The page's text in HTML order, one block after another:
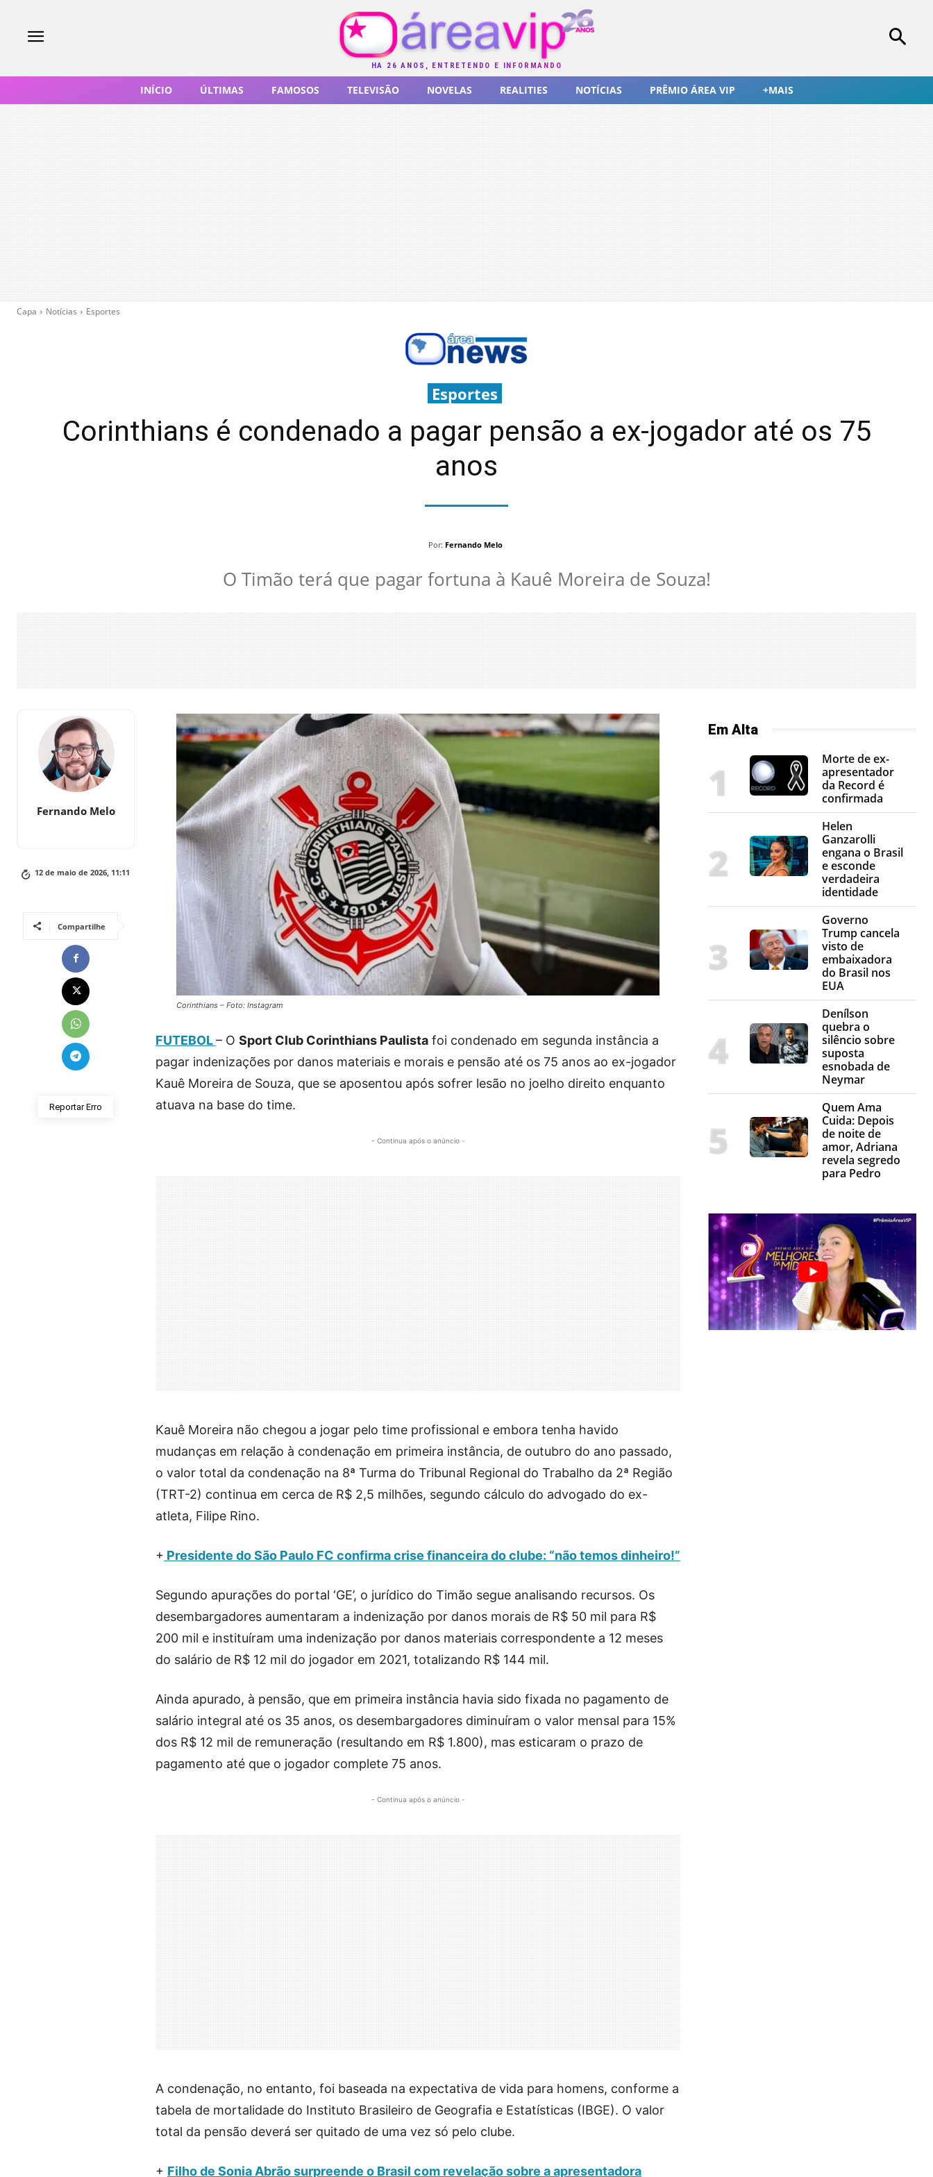
HÁ 26 ANOS, ENTRETENDO E INFORMANDO
INÍCIO ÚLTIMAS FAMOSOS TELEVISÃO NOVELAS REALITIES NOTÍCIAS PRÊMIO ÁREA VIP +MAIS
Capa Notícias Esportes
Esportes
Corinthians é condenado a pagar pensão a ex-jogador até os 75
anos
Por: Fernando Melo
O Timão terá que pagar fortuna à Kauê Moreira de Souza!
Fernando Melo
12 de maio de 2026, 11:11
Compartilhe
Reportar Erro
Corinthians – Foto: Instagram
FUTEBOL– O Sport Club Corinthians Paulista foi condenado em segunda instância a
pagar indenizações por danos materiais e morais e pensão até os 75 anos ao ex-jogador
Kauê Moreira de Souza, que se aposentou após sofrer lesão no joelho direito enquanto
atuava na base do time.
- Continua após o anúncio -
Kauê Moreira não chegou a jogar pelo time profissional e embora tenha havido
mudanças em relação à condenação em primeira instância, de outubro do ano passado,
o valor total da condenação na 8ª Turma do Tribunal Regional do Trabalho da 2ª Região
(TRT-2) continua em cerca de R$ 2,5 milhões, segundo cálculo do advogado do ex-
atleta, Filipe Rino.
+ Presidente do São Paulo FC confirma crise financeira do clube: “não temos dinheiro!”
Segundo apurações do portal ‘GE’, o jurídico do Timão segue analisando recursos. Os
desembargadores aumentaram a indenização por danos morais de R$ 50 mil para R$
200 mil e instituíram uma indenização por danos materiais correspondente a 12 meses
do salário de R$ 12 mil do jogador em 2021, totalizando R$ 144 mil.
Ainda apurado, à pensão, que em primeira instância havia sido fixada no pagamento de
salário integral até os 35 anos, os desembargadores diminuíram o valor mensal para 15%
dos R$ 12 mil de remuneração (resultando em R$ 1.800), mas esticaram o prazo de
pagamento até que o jogador complete 75 anos.
- Continua após o anúncio -
A condenação, no entanto, foi baseada na expectativa de vida para homens, conforme a
tabela de mortalidade do Instituto Brasileiro de Geografia e Estatísticas (IBGE). O valor
total da pensão deverá ser quitado de uma vez só pelo clube.
+ Filho de Sonia Abrão surpreende o Brasil com revelação sobre a apresentadora
Em Alta
Morte de ex-
apresentador
da Record é
confirmada
Helen
Ganzarolli
engana o Brasil
e esconde
verdadeira
identidade
Governo
Trump cancela
visto de
embaixadora
do Brasil nos
EUA
Denílson
quebra o
silêncio sobre
suposta
esnobada de
Neymar
Quem Ama
Cuida: Depois
de noite de
amor, Adriana
revela segredo
para Pedro